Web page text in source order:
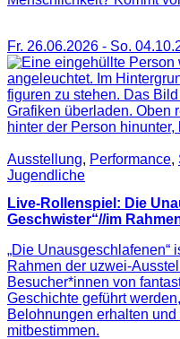
Fr. 26.06.2026 - So.
Ausstellung, Performance,
Jugendliche
Live-Rollenspiel: Die
Geschwister“//im
„Die Unausgeschlafenen“
Rahmen der uzwei-
Besucher*innen von
Geschichte geführt
Belohnungen erhalten
mitbestimmen.